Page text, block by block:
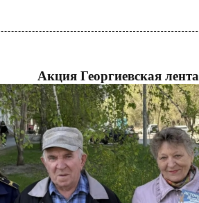
Акция Георгиевская лента